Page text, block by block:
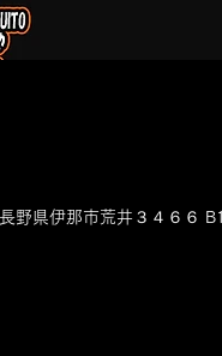
野県伊那市荒井３４６６ B1